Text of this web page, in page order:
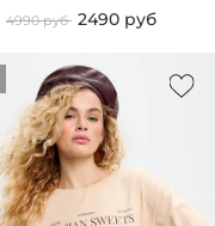
4990 руб 2490 руб